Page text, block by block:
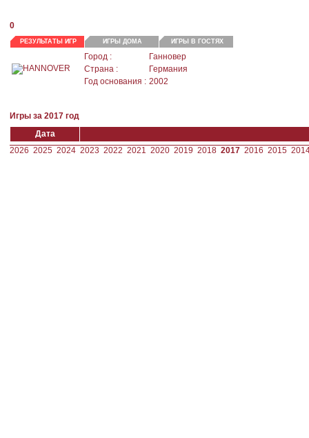
0
РЕЗУЛЬТАТЫ ИГР ИГРЫ ДОМА ИГРЫ В ГОСТЯХ
Город :
Ганновер
Страна :
Германия
Год основания : 2002
Игры за 2017 год
Дата
2026 2025 2024 2023 2022 2021 2020 2019 2018 2017 2016 2015